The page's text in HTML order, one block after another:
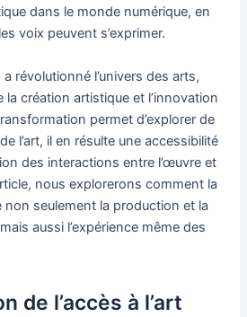
dans le monde numérique, en
voix peuvent s’exprimer.
a révolutionné l’univers des arts,
création artistique et l’innovation
permet d’explorer de
l’art, il en résulte une accessibilité
des interactions entre l’œuvre et
nous explorerons comment la
non seulement la production et la
aussi l’expérience même des
de l’accès à l’art